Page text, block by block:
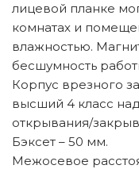
лицевой планке
комнатах и
влажностью.
бесшумность
Корпус врезного
высший 4 класс
открывания/
Бэксет – 50 мм.
Межосевое